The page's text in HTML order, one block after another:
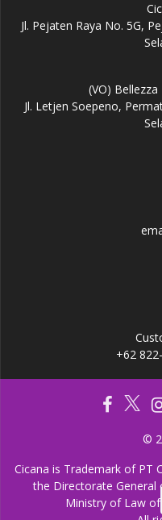
Jl. Pejaten Raya No. 5G,
(VO)
Jl. Letjen Soepeno,
+62
©
Cicana is Trademark of PT
the Directorate General
Ministry of Law